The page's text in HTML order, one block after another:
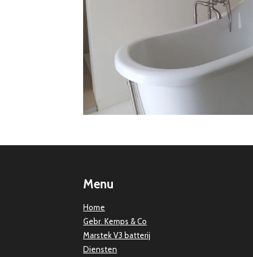
Menu
Home
Gebr. Kemps & Co
Marstek V3 batterij
Diensten